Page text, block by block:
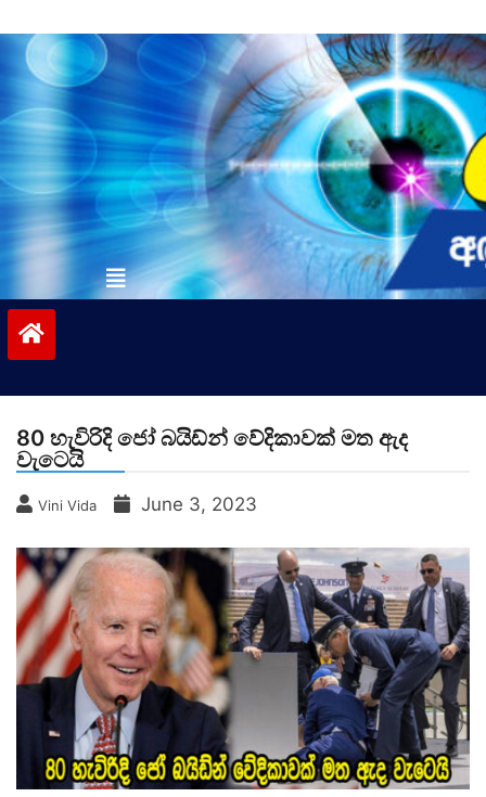
to
contentvinivida.lk
80 හැවිරිදි ජෝ බයිඩ්න් වේදිකාවක් මත ඇද
වැටෙයි
Vini Vida June 3, 2023